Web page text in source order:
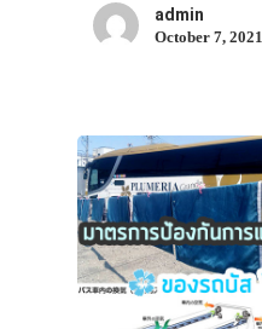
admin
October 7, 2021